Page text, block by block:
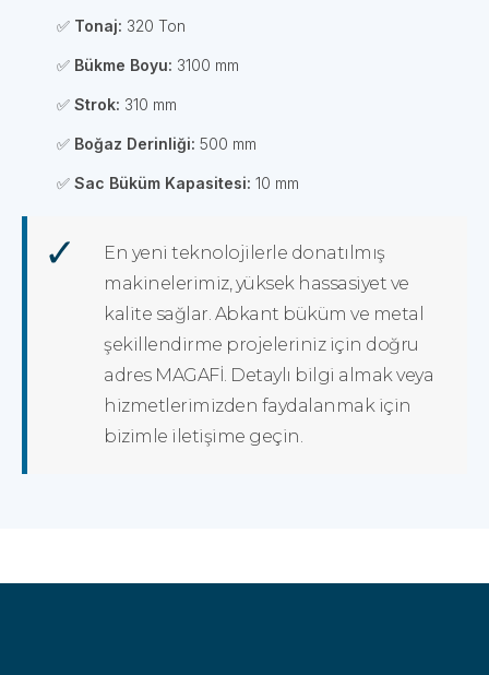
✅ Tonaj: 320 Ton
✅ Bükme Boyu: 3100 mm
✅ Strok: 310 mm
✅ Boğaz Derinliği: 500 mm
✅ Sac Büküm Kapasitesi: 10 mm
En yeni teknolojilerle donatılmış
makinelerimiz, yüksek hassasiyet ve
kalite sağlar. Abkant büküm ve metal
şekillendirme projeleriniz için doğru
adres MAGAFİ. Detaylı bilgi almak veya
hizmetlerimizden faydalanmak için
bizimle iletişime geçin.